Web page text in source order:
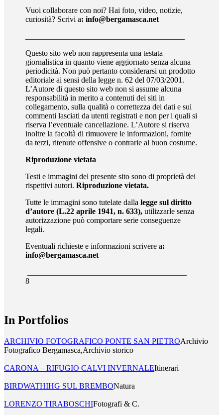
Vuoi collaborare con noi? Hai foto, video, notizie,
curiosità? Scrivi a: info@bergamasca.net
Questo sito web non rappresenta una testata
giornalistica in quanto viene aggiornato senza alcuna
periodicità. Non può pertanto considerarsi un prodotto
editoriale ai sensi della legge n. 62 del 07/03/2001.
L’Autore di questo sito web non si assume alcuna
responsabilità in merito a contenuti dei siti in
collegamento, sulla qualità o correttezza dei dati e sui
commenti lasciati da utenti registrati e non per i quali si
riserva l’eventuale cancellazione. L’Autore si riserva
inoltre la facoltà di rimuovere le informazioni, fornite
da terzi, ritenute offensive o contrarie al buon costume.
Riproduzione vietata
Testi e immagini del presente sito sono di proprietà dei
rispettivi autori. Riproduzione vietata.
Tutte le immagini sono tutelate dalla legge sul diritto
d’autore (L.22 aprile 1941, n. 633),utilizzarle senza
autorizzazione può comportare serie conseguenze
legali.
Eventuali richieste e informazioni scrivere a:
info@bergamasca.net
8
In Portfolios
ARCHIVIO FOTOGRAFICO PONTE SAN PIETROArchivio
Fotografico Bergamasca,Archivio storico
CARONA – RIFUGIO CALVI INVERNALEItinerari
BIRDWATHIHG SUL BREMBONatura
LORENZO TIRABOSCHIFotografi & C.